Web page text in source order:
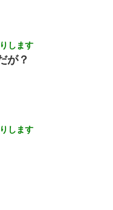
た結果ｗｗｗｗｗｗｗ
します
が？
します